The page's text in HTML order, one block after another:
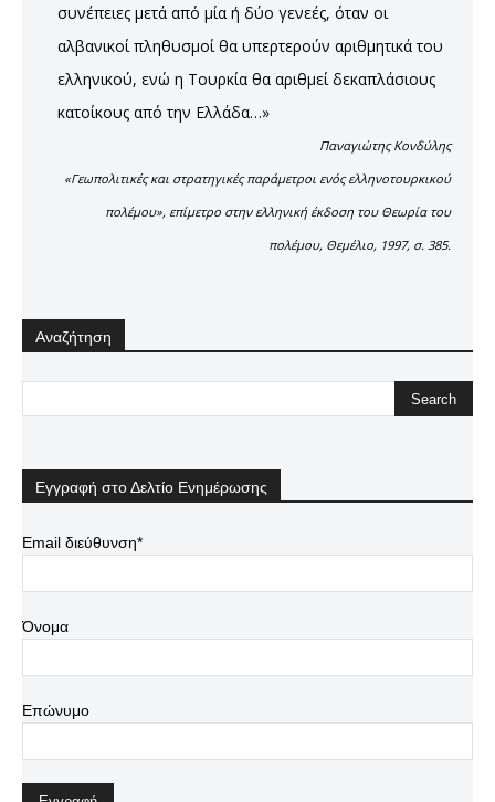
συνέπειες μετά από μία ή δύο γενεές, όταν οι
αλβανικοί πληθυσμοί θα υπερτερούν αριθμητικά του
ελληνικού, ενώ η Τουρκία θα αριθμεί δεκαπλάσιους
κατοίκους από την Ελλάδα…»
Παναγιώτης Κονδύλης
«Γεωπολιτικές και στρατηγικές παράμετροι ενός ελληνοτουρκικού
πολέμου», επίμετρο στην ελληνική έκδοση του Θεωρία του
πολέμου, Θεμέλιο, 1997, σ. 385.
Αναζήτηση
Εγγραφή στο Δελτίο Ενημέρωσης
Email διεύθυνση*
Όνομα
Επώνυμο